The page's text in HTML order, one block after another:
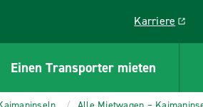
Karriere
Link opens in
Einen Transporter mieten